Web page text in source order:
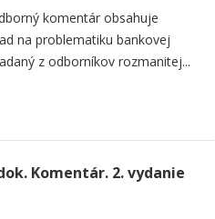
komentár obsahuje
na problematiku bankovej
z odborníkov rozmanitej...
Komentár. 2. vydanie